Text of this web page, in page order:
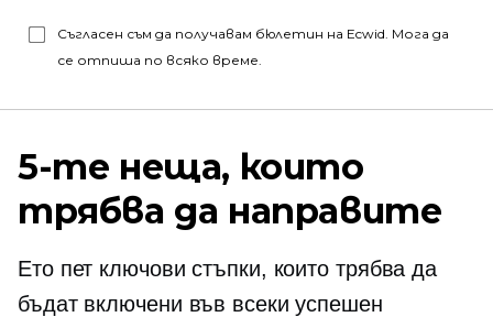
Съгласен съм да получавам бюлетин на Ecwid. Мога да
се отпиша по всяко време.
5-те неща, които
трябва да направите
Ето пет ключови стъпки, които трябва да
бъдат включени във всеки успешен